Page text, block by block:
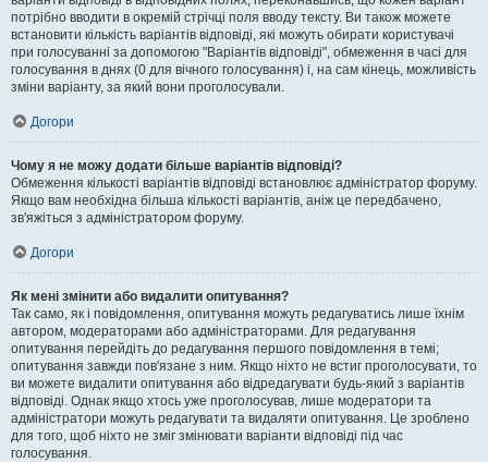
потрібно вводити в окремій стрічці поля вводу тексту. Ви також можете
встановити кількість варіантів відповіді, які можуть обирати користувачі
при голосуванні за допомогою "Варіантів відповіді", обмеження в часі для
голосування в днях (0 для вічного голосування) і, на сам кінець, можливість
зміни варіанту, за який вони проголосували.
Догори
Чому я не можу додати більше варіантів відповіді?
Обмеження кількості варіантів відповіді встановлює адміністратор форуму.
Якщо вам необхідна більша кількості варіантів, аніж це передбачено,
зв'яжіться з адміністратором форуму.
Догори
Як мені змінити або видалити опитування?
Так само, як і повідомлення, опитування можуть редагуватись лише їхнім
автором, модераторами або адміністраторами. Для редагування
опитування перейдіть до редагування першого повідомлення в темі;
опитування завжди пов'язане з ним. Якщо ніхто не встиг проголосувати, то
ви можете видалити опитування або відредагувати будь-який з варіантів
відповіді. Однак якщо хтось уже проголосував, лише модератори та
адміністратори можуть редагувати та видаляти опитування. Це зроблено
для того, щоб ніхто не зміг змінювати варіанти відповіді під час
голосування.